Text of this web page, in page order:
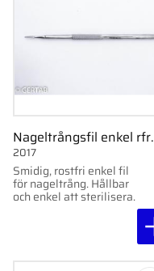
Nageltrångsfil enkel rfr.
Smidig, rostfri enkel fil
för nageltrång. Hållbar
och enkel att sterilisera.
2017